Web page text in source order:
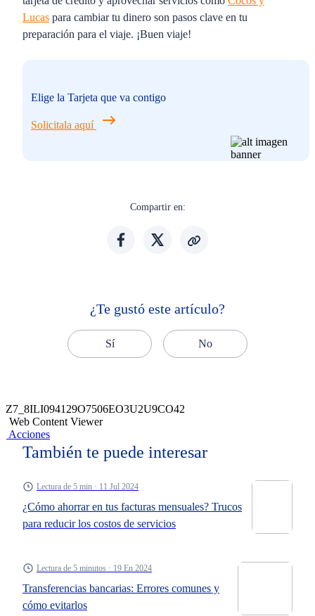
Lucas para cambiar tu dinero son pasos clave en tu
preparación para el viaje. ¡Buen viaje!
Elige la Tarjeta que va contigo
Solicitala aquí
Compartir en:
¿Te gustó este artículo?
Sí No
Z7_8ILI094129O7506EO3U2U9CO42
Web Content Viewer
Acciones
También te puede interesar
¿Cómo ahorrar en tus facturas mensuales? Trucos
para reducir los costos de servicios
Lectura de 5 min · 11 Jul 2024
Transferencias bancarias: Errores comunes y
cómo evitarlos
Lectura de 5 minutos · 19 En 2024